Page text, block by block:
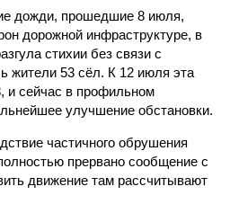
дожди, прошедшие 8 июля,
дорожной инфраструктуре, в
стихии без связи с
жители 53 сёл. К 12 июля эта
и сейчас в профильном
улучшение обстановки.
частичного обрушения
прервано сообщение с
движение там рассчитывают